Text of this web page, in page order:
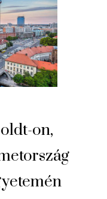
on,